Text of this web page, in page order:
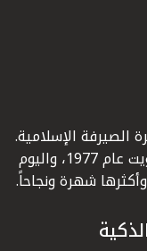
الصيرفة الإسلامية.
وهو أول بنك إسلامي أنشئ في دولة الكويت عام 1977، واليوم
شهرة ونجاحاً.